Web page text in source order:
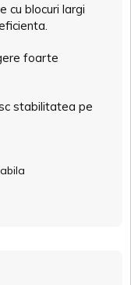
cu blocuri largi
foarte
stabilitatea pe